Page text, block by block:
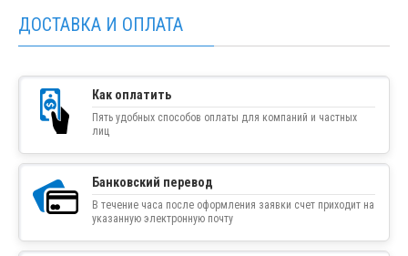
ДОСТАВКА И ОПЛАТА
Как оплатить
Пять удобных способов оплаты для компаний и частных
лиц
Банковский перевод
В течение часа после оформления заявки счет приходит на
указанную электронную почту